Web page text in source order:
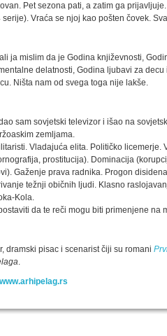
Pet sezona pati, a zatim ga
Vraća se njoj kao pošten čovek.
ja mislim da je Godina književnosti,
delatnosti, Godina ljubavi za
Ništa nam od svega toga nije lakše.
sam sovjetski televizor i išao na
zemljama.
Vladajuća elita. Političko licemerje.
prostitucija). Dominacija
Gaženje prava radnika. Progon
težnji običnih ljudi. Klasno
Kola.
da te reči mogu biti primenjene
dramski pisac i scenarist čiji su romani
.
www.arhipelag.rs